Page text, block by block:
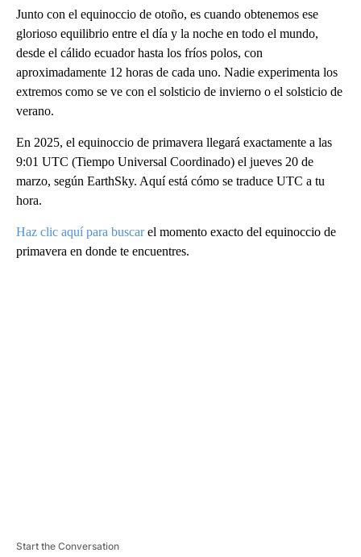
Junto con el equinoccio de otoño, es cuando obtenemos ese
glorioso equilibrio entre el día y la noche en todo el mundo,
desde el cálido ecuador hasta los fríos polos, con
aproximadamente 12 horas de cada uno. Nadie experimenta los
extremos como se ve con el solsticio de invierno o el solsticio de
verano.
En 2025, el equinoccio de primavera llegará exactamente a las
9:01 UTC (Tiempo Universal Coordinado) el jueves 20 de
marzo, según EarthSky. Aquí está cómo se traduce UTC a tu
hora.
Haz clic aquí para buscarel momento exacto del equinoccio de
primavera en donde te encuentres.
Start the Conversation